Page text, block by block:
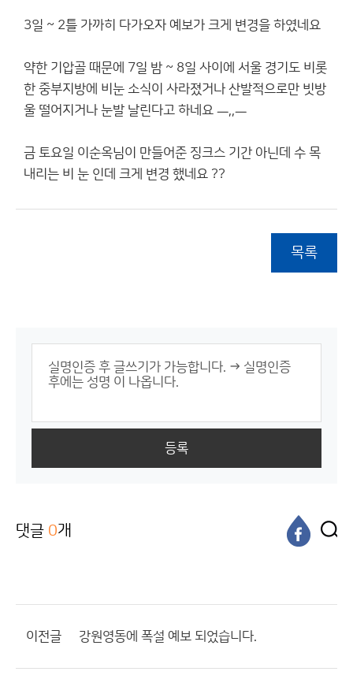
3일 ~ 2틀 가까히 다가오자 예보가 크게 변경을 하였네요
약한 기압골 때문에 7일 밤 ~ 8일 사이에 서울 경기도 비롯
한 중부지방에 비눈 소식이 사라졌거나 산발적으로만 빗방
울 떨어지거나 눈발 날린다고 하네요 ㅡ,,ㅡ
금 토요일 이순옥님이 만들어준 징크스 기간 아닌데 수 목
내리는 비 눈 인데 크게 변경 했네요 ??
목록
등록
댓글 0개
이전글 강원영동에 폭설 예보 되었습니다.